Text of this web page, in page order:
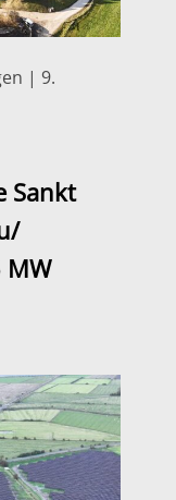
| 9.
Sankt
MW